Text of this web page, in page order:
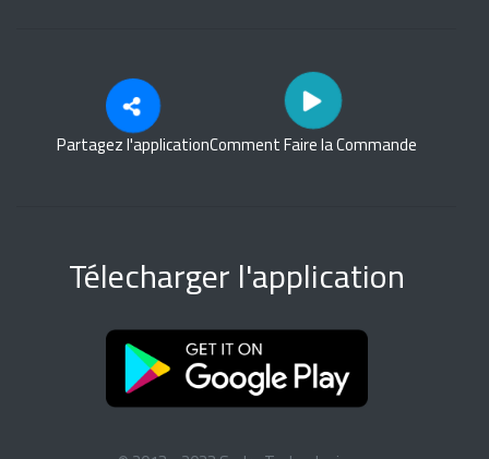
Partagez l'applicationComment Faire la Commande
Télecharger l'application